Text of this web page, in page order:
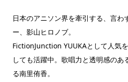
日本のアニソン界を牽引する、言わ
ー、影山ヒロノブ。
FictionJunction YUUKAとして人気
しても活躍中。歌唱力と透明感の
る南里侑香。